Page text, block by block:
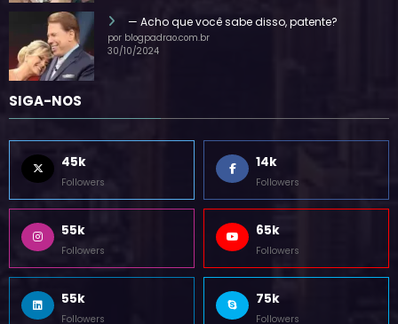
— Acho que você sabe disso, patente?
por blogpadrao.com.br
SIGA-NOS
45k
Followers
14k
Followers
55k
Followers
65k
Followers
55k 75k